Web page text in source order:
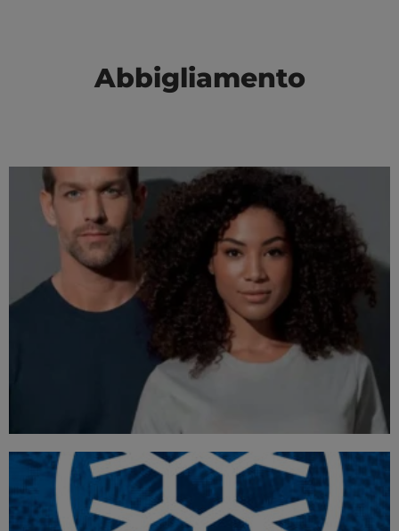
Abbigliamento